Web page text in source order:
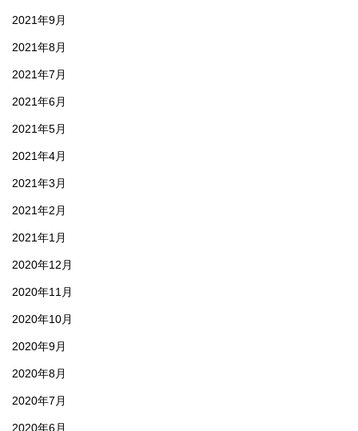
2021年9月
2021年8月
2021年7月
2021年6月
2021年5月
2021年4月
2021年3月
2021年2月
2021年1月
2020年12月
2020年11月
2020年10月
2020年9月
2020年8月
2020年7月
2020年6月